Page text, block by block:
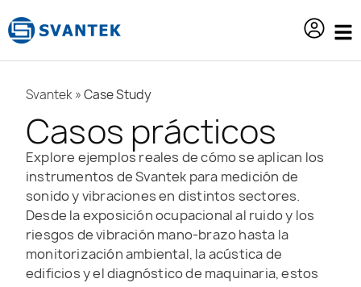
Svantek»Case Study
Casos prácticos
Explore ejemplos reales de cómo se aplican los
instrumentos de Svantek para medición de
sonido y vibraciones en distintos sectores.
Desde la exposición ocupacional al ruido y los
riesgos de vibración mano-brazo hasta la
monitorización ambiental, la acústica de
edificios y el diagnóstico de maquinaria, estos